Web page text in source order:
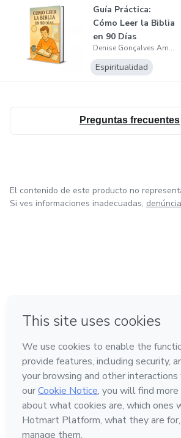
Guía Práctica:
Cómo Leer la Biblia
en 90 Días
Denise Gonçalves Amorim Bonacina
Espiritualidad
Preguntas frecuentes
El contenido de este producto no
Si ves informaciones inadecuadas,
Hecho con❤ en Belo Horizonte
Conoce Hotmart
Idioma
Español